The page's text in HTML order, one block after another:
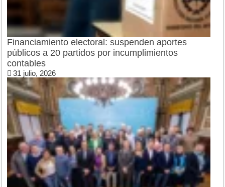
Financiamiento electoral: suspenden aportes
públicos a 20 partidos por incumplimientos
contables
31 julio, 2026